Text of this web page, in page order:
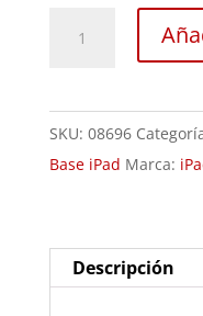
2
cantidad
SKU: 08696
Base iPad Marca:
Descripción